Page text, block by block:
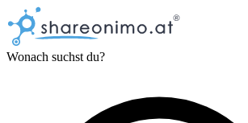
Wonach suchst du?